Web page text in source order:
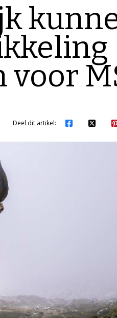
voor
Deel dit artikel: